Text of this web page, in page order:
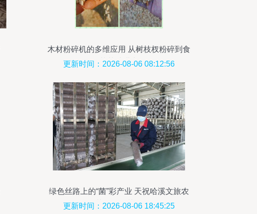
木材粉碎机的多维应用 从树枝杈粉碎到食
用菌菌种进出口
更新时间：2026-08-06 08:12:56
绿色丝路上的“菌”彩产业 天祝哈溪文旅农
融合示范园食用菌全链崛起
更新时间：2026-08-06 18:45:25